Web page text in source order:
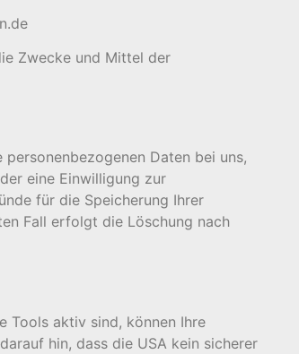
Zwecke und Mittel der
Daten bei uns,
eine Einwilligung zur
für die Speicherung Ihrer
Fall erfolgt die Löschung nach
Tools aktiv sind, können Ihre
hin, dass die USA kein sicherer